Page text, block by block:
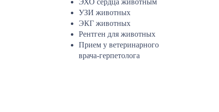
ЭХО сердца животным
УЗИ животных
ЭКГ животных
Рентген для животных
Прием у ветеринарного
врача-герпетолога